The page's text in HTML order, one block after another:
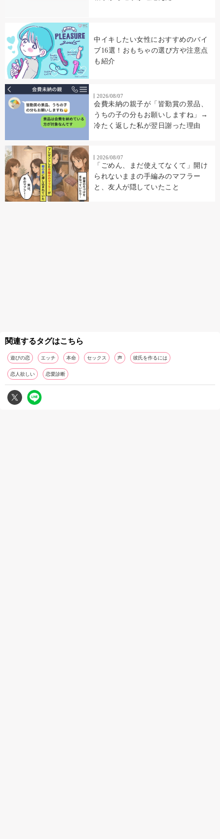
中イキしたい女性におすすめのバイ
ブ16選！おもちゃの選び方や注意点
も紹介
2026/08/07
会費未納の親子が「皆勤賞の景品、
うちの子の分もお願いしますね」→
冷たく返した私が翌日謝った理由
2026/08/07
「ごめん、まだ使えてなくて」開け
られないままの手編みのマフラー
と、友人が隠していたこと
関連するタグはこちら
遊びの恋 エッチ 本命 セックス 声 彼氏を作るには
恋人欲しい 恋愛診断